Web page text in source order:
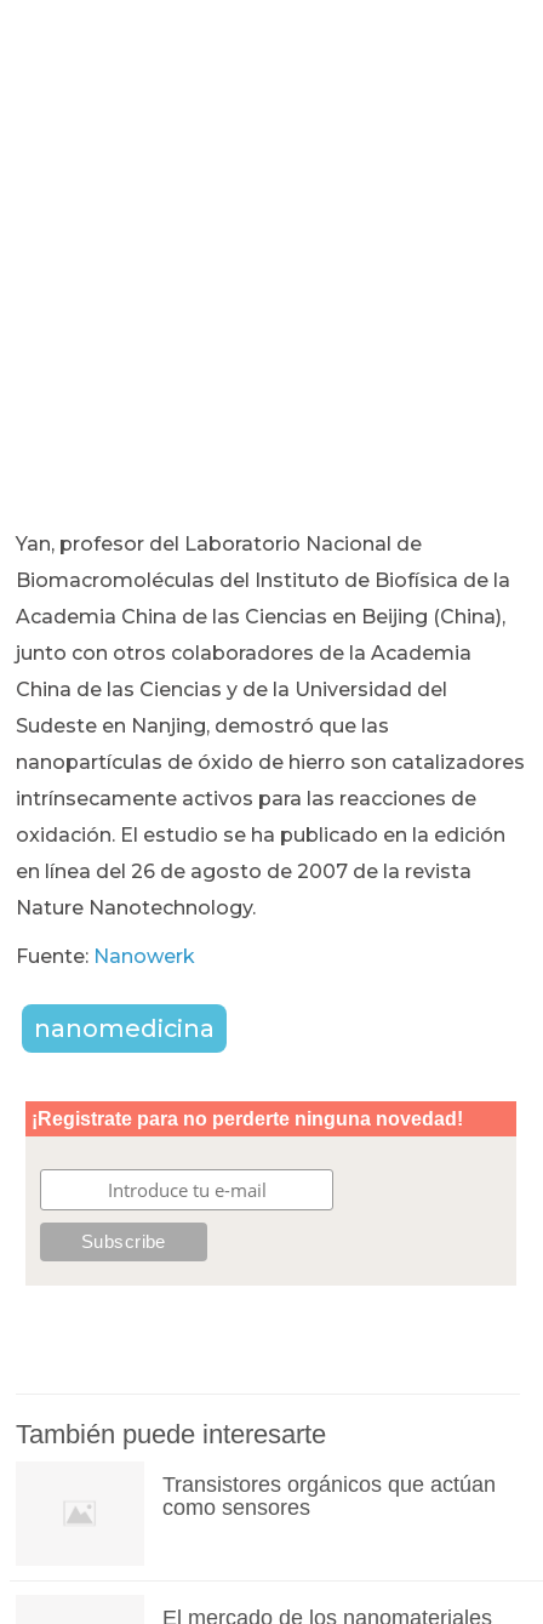
Yan, profesor del Laboratorio Nacional de
Biomacromoléculas del Instituto de Biofísica de la
Academia China de las Ciencias en Beijing (China),
junto con otros colaboradores de la Academia
China de las Ciencias y de la Universidad del
Sudeste en Nanjing, demostró que las
nanopartículas de óxido de hierro son catalizadores
intrínsecamente activos para las reacciones de
oxidación. El estudio se ha publicado en la edición
en línea del 26 de agosto de 2007 de la revista
Nature Nanotechnology.
Fuente: Nanowerk
nanomedicina
También puede interesarte
Transistores orgánicos que actúan
como sensores
El mercado de los nanomateriales